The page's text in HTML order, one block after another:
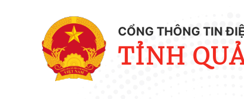
CỔNG THÔNG TIN
TỈNH